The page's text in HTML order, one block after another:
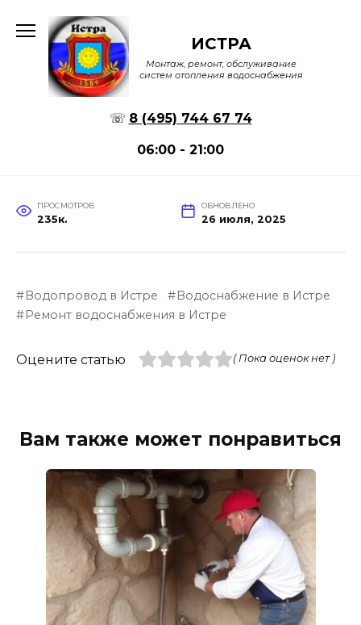
содержанию
ИСТРА
Монтаж, ремонт, обслуживание
систем отопления водоснабжения
☏ 8 (495) 744 67 74
06:00 - 21:00
ПРОСМОТРОВ
235к.
ОБНОВЛЕНО
26 июля, 2025
Водопровод в Истре
Водоснабжение в Истре
Ремонт водоснабжения в Истре
Оцените статью ( Пока оценок нет )
Вам также может понравиться